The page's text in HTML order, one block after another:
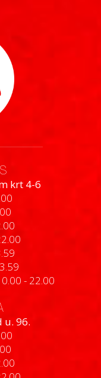
krt 4-6
- 22.00
u. 96.